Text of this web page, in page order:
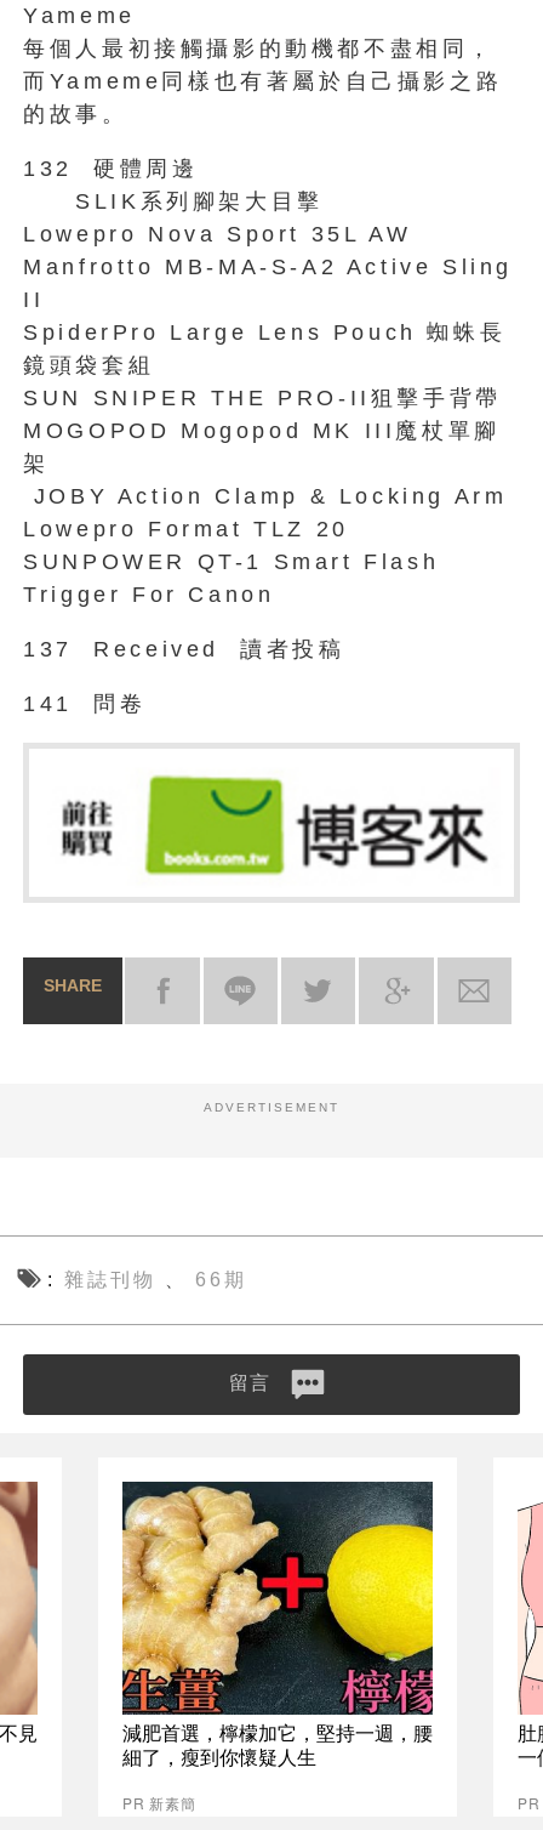
Yameme
每個人最初接觸攝影的動機都不盡相同，
而Yameme同樣也有著屬於自己攝影之路
的故事。
132 硬體周邊
SLIK系列腳架大目擊
Lowepro Nova Sport 35L AW
Manfrotto MB-MA-S-A2 Active Sling
II
SpiderPro Large Lens Pouch 蜘蛛長
鏡頭袋套組
SUN SNIPER THE PRO-II狙擊手背帶
MOGOPOD Mogopod MK III魔杖單腳
架
JOBY Action Clamp & Locking Arm
Lowepro Format TLZ 20
SUNPOWER QT-1 Smart Flash
Trigger For Canon
137 Received 讀者投稿
141 問卷
SHARE
ADVERTISEMENT
雜誌刊物 66期
留言
見
減肥首選，檸檬加它，堅持一週，腰
細了，瘦到你懷疑人生
PR 新素簡
肚
一